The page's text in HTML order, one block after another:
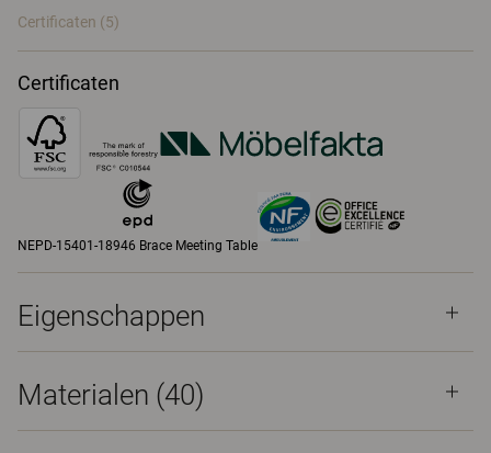
Certificaten (5)
Certificaten
NEPD-15401-18946 Brace Meeting Table
Eigenschappen
Materialen (40)